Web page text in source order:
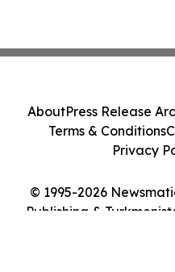
© 1995-2026
Publishing &
AboutPress Release
Terms & Conditions
Privacy